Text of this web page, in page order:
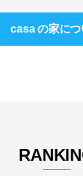
casa の家につ